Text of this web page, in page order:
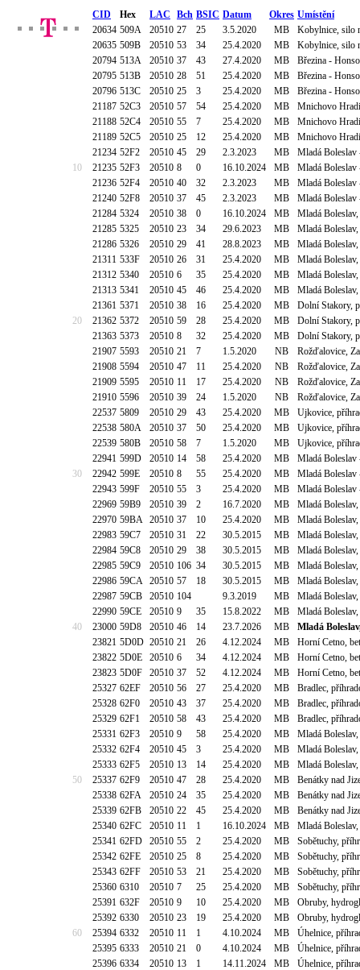
CID Hex LAC Bch BSIC Datum Okres Umístění
20634 509A 20510 27 25 3.5.2020 MB
Kobylnice, silo
20635 509B 20510 53 34 25.4.2020 MB
Kobylnice, silo
20794 513A 20510 37 43 27.4.2020 MB
Březina -
20795 513B 20510 28 51 25.4.2020 MB
Březina -
20796 513C 20510 25 3 25.4.2020 MB
Březina -
21187 52C3 20510 57 54 25.4.2020 MB
Mnichovo
21188 52C4 20510 55 7 25.4.2020 MB
Mnichovo
21189 52C5 20510 25 12 25.4.2020 MB
Mnichovo
21234 52F2 20510 45 29 2.3.2023 MB
Mladá
10
21235 52F3 20510 8 0 16.10.2024 MB
Mladá
21236 52F4 20510 40 32 2.3.2023 MB
Mladá
21240 52F8 20510 37 45 2.3.2023 MB
Mladá
21284 5324 20510 38 0 16.10.2024 MB
Mladá
21285 5325 20510 23 34 29.6.2023 MB
Mladá
21286 5326 20510 29 41 28.8.2023 MB
Mladá
21311 533F 20510 26 31 25.4.2020 MB
Mladá
21312 5340 20510 6 35 25.4.2020 MB
Mladá
21313 5341 20510 45 46 25.4.2020 MB
Mladá
21361 5371 20510 38 16 25.4.2020 MB
Dolní Stakory,
20
21362 5372 20510 59 28 25.4.2020 MB
Dolní Stakory,
21363 5373 20510 8 32 25.4.2020 MB
Dolní Stakory,
21907 5593 20510 21 7 1.5.2020 NB
Rožďalovice,
21908 5594 20510 47 11 25.4.2020 NB
Rožďalovice,
21909 5595 20510 11 17 25.4.2020 NB
Rožďalovice,
21910 5596 20510 39 24 1.5.2020 NB
Rožďalovice,
22537 5809 20510 29 43 25.4.2020 MB
Ujkovice,
22538 580A 20510 37 50 25.4.2020 MB
Ujkovice,
22539 580B 20510 58 7 1.5.2020 MB
Ujkovice,
22941 599D 20510 14 58 25.4.2020 MB
Mladá Boleslav
30
22942 599E 20510 8 55 25.4.2020 MB
Mladá Boleslav
22943 599F 20510 55 3 25.4.2020 MB
Mladá Boleslav
22969 59B9 20510 39 2 16.7.2020 MB
Mladá
22970 59BA 20510 37 10 25.4.2020 MB
Mladá
22983 59C7 20510 31 22 30.5.2015 MB
Mladá
22984 59C8 20510 29 38 30.5.2015 MB
Mladá
22985 59C9 20510 106 34 30.5.2015 MB
Mladá
22986 59CA 20510 57 18 30.5.2015 MB
Mladá
22987 59CB 20510 104 9.3.2019 MB
Mladá
22990 59CE 20510 9 35 15.8.2022 MB
Mladá
40
23000 59D8 20510 46 14 23.7.2026 MB
Mladá
23821 5D0D 20510 21 26 4.12.2024 MB
Horní Cetno,
23822 5D0E 20510 6 34 4.12.2024 MB
Horní Cetno,
23823 5D0F 20510 37 52 4.12.2024 MB
Horní Cetno,
25327 62EF 20510 56 27 25.4.2020 MB
Bradlec,
25328 62F0 20510 43 37 25.4.2020 MB
Bradlec,
25329 62F1 20510 58 43 25.4.2020 MB
Bradlec,
25331 62F3 20510 9 58 25.4.2020 MB
Mladá
25332 62F4 20510 45 3 25.4.2020 MB
Mladá
25333 62F5 20510 13 14 25.4.2020 MB
Mladá
50
25337 62F9 20510 47 28 25.4.2020 MB
Benátky nad
25338 62FA 20510 24 35 25.4.2020 MB
Benátky nad
25339 62FB 20510 22 45 25.4.2020 MB
Benátky nad
25340 62FC 20510 11 1 16.10.2024 MB
Mladá
25341 62FD 20510 55 2 25.4.2020 MB
Sobětuchy,
25342 62FE 20510 25 8 25.4.2020 MB
Sobětuchy,
25343 62FF 20510 53 21 25.4.2020 MB
Sobětuchy,
25360 6310 20510 7 25 25.4.2020 MB
Sobětuchy,
25391 632F 20510 9 10 25.4.2020 MB
Obruby,
25392 6330 20510 23 19 25.4.2020 MB
Obruby,
60
25394 6332 20510 11 1 4.10.2024 MB
Úhelnice,
25395 6333 20510 21 0 4.10.2024 MB
Úhelnice,
25396 6334 20510 13 1 14.11.2024 MB
Úhelnice,